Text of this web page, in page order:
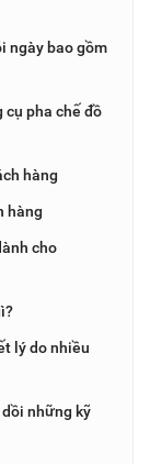
ngày bao gồm
cụ pha chế đồ
hàng
hàng
cho
lý do nhiều
những kỹ